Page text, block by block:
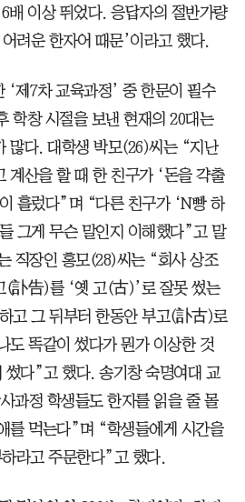
배 이상 뛰었다. 응답자의 절반가량
려운 한자어 때문’이라고 했다.
‘제7차 교육과정’ 중 한문이 필수
학창 시절을 보낸 현재의 20대는
많다. 대학생 박모(26)씨는 “지난
계산을 할 때 한 친구가 ‘돈을 갹출
흘렀다”며 “다른 친구가 ‘N빵 하
그게 무슨 말인지 이해했다”고 말
직장인 홍모(28)씨는 “회사 상조
(訃告)를 ‘옛 고(古)’로 잘못 썼는
고 그 뒤부터 한동안 부고(訃古)로
도 똑같이 썼다가 뭔가 이상한 것
썼다”고 했다. 송기창 숙명여대 교
과정 학생들도 한자를 읽을 줄 몰
를 먹는다”며 “학생들에게 시간을
라고 주문한다”고 했다.